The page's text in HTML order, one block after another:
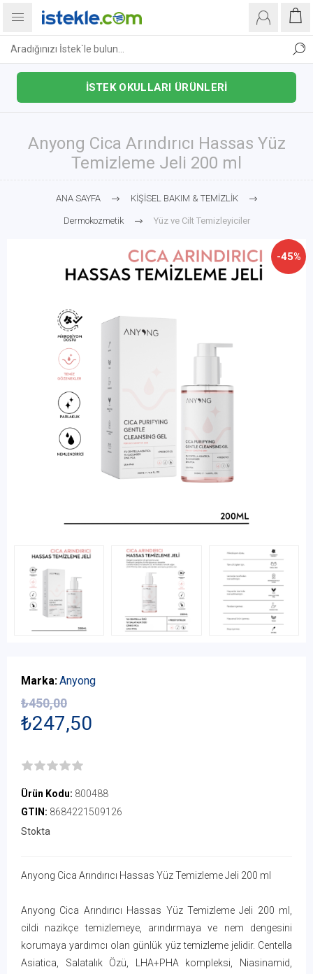
İSTEK OKULLARI ÜRÜNLERİ
Anyong Cica Arındırıcı Hassas Yüz
Temizleme Jeli 200 ml
ANA SAYFA KİŞİSEL BAKIM & TEMİZLİK
Dermokozmetik Yüz ve Cilt Temizleyiciler
-45%
Marka:Anyong
₺247,50
₺450,00
Ürün Kodu: 800488
GTIN: 8684221509126
Stokta
Anyong Cica Arındırıcı Hassas Yüz Temizleme Jeli 200 ml
Anyong Cica Arındırıcı Hassas Yüz Temizleme Jeli 200 ml,
cildi nazikçe temizlemeye, arındırmaya ve nem dengesini
korumaya yardımcı olan günlük yüz temizleme jelidir. Centella
Asiatica, Salatalık Özü, LHA+PHA kompleksi, Niasinamid,